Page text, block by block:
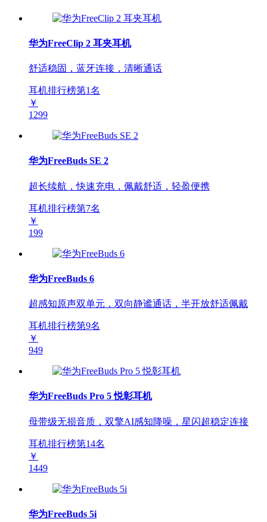
华为FreeClip 2 耳夹耳机
舒适稳固，蓝牙连接，清晰通话
耳机排行榜第1名
￥
1299
华为FreeBuds SE 2
超长续航，快速充电，佩戴舒适，轻盈便携
耳机排行榜第7名
￥
199
华为FreeBuds 6
超感知原声双单元，双向静谧通话，半开放舒适佩戴
耳机排行榜第9名
￥
949
华为FreeBuds Pro 5 悦彰耳机
母带级无损音质，双擎AI感知降噪，星闪超稳定连接
耳机排行榜第14名
￥
1449
华为FreeBuds 5i